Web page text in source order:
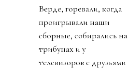
Верде, горевали, когда
проигрывали наши
сборные, собирались на
трибунах и у
телевизоров с друзьями